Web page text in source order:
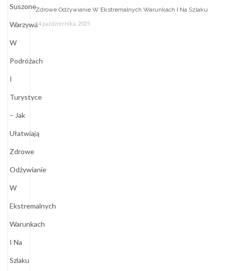
Zdrowe Odżywianie W Ekstremalnych Warunkach I Na Szlaku
14 października, 2025